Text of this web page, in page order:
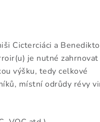
Cicterciáci a
je nutné zahrnovat
výšku, tedy celkové
místní odrůdy révy